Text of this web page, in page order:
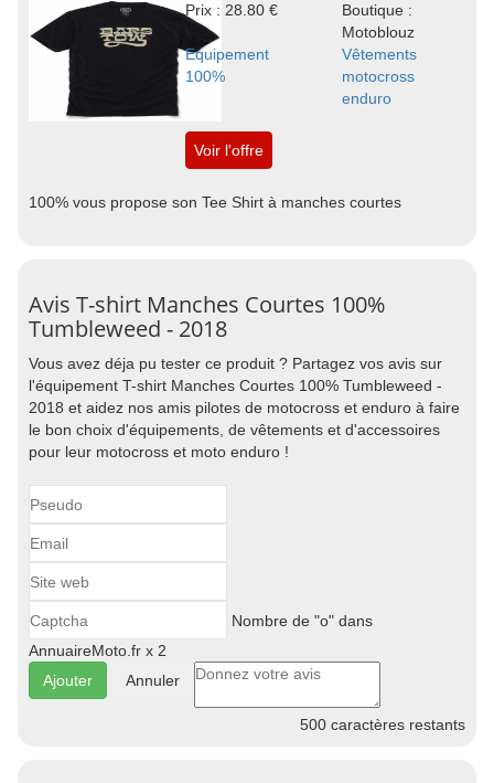
Prix : 28.80 €
Boutique :
Motoblouz
Equipement
100%
Vêtements
motocross
enduro
Voir l'offre
100% vous propose son Tee Shirt à manches courtes
Avis T-shirt Manches Courtes 100%
Tumbleweed - 2018
Vous avez déja pu tester ce produit ? Partagez vos avis sur
l'équipement T-shirt Manches Courtes 100% Tumbleweed -
2018 et aidez nos amis pilotes de motocross et enduro à faire
le bon choix d'équipements, de vêtements et d'accessoires
pour leur motocross et moto enduro !
Nombre de "o" dans
AnnuaireMoto.fr x 2
Annuler
500 caractères restants